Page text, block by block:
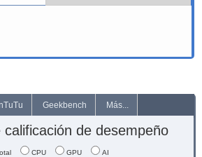
Geekbench Más...
calificación de desempeño
CPU GPU AI